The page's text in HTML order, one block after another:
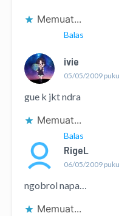
Memuat...
Balas
ivie
05/05/2009
gue k jkt ndra
Memuat...
Balas
RigeL
06/05/2009
ngobrol napa…
Memuat...